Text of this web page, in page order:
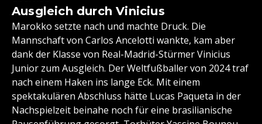
Ausgleich durch Vinicius
Marokko setzte nach und machte Druck. Die
Mannschaft von Carlos Ancelotti wankte, kam aber
dank der Klasse von Real-Madrid-Stürmer Vinicius
Junior zum Ausgleich. Der Weltfußballer von 2024 traf
nach einem Haken ins lange Eck. Mit einem
spektakulären Abschluss hätte Lucas Paqueta in der
Nachspielzeit beinahe noch für eine brasilianische